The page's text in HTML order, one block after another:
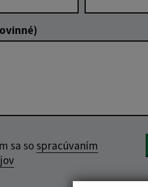
sa sospracúvaním